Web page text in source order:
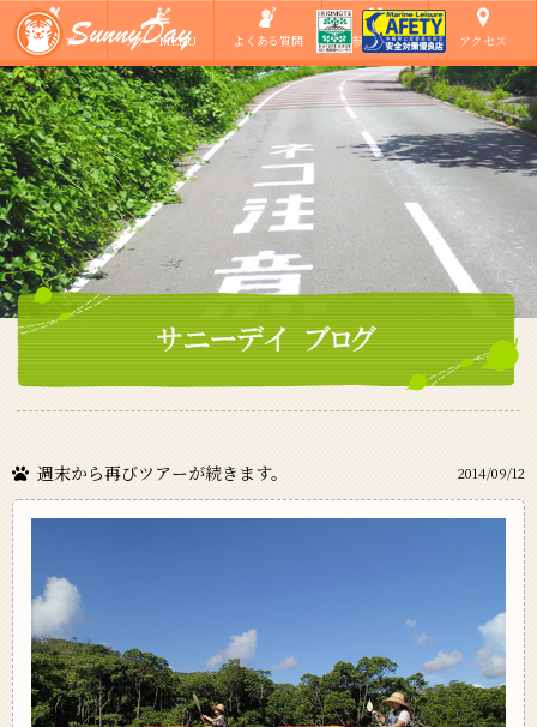
ショップ ツアーMENU よくある質問 ご参加の方へ アクセス
週末から再びツアーが続きます。 2014/09/12